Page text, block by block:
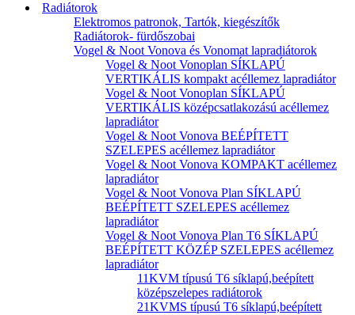
Radiátorok
Elektromos patronok, Tartók, kiegészítők
Radiátorok- fürdőszobai
Vogel & Noot Vonova és Vonomat lapradiátorok
Vogel & Noot Vonoplan SÍKLAPÚ
VERTIKÁLIS kompakt acéllemez lapradiátor
Vogel & Noot Vonoplan SÍKLAPÚ
VERTIKÁLIS középcsatlakozású acéllemez
lapradiátor
Vogel & Noot Vonova BEÉPÍTETT
SZELEPES acéllemez lapradiátor
Vogel & Noot Vonova KOMPAKT acéllemez
lapradiátor
Vogel & Noot Vonova Plan SÍKLAPÚ
BEÉPÍTETT SZELEPES acéllemez
lapradiátor
Vogel & Noot Vonova Plan T6 SÍKLAPÚ
BEÉPÍTETT KÖZÉP SZELEPES acéllemez
lapradiátor
11KVM típusú T6 síklapú,beépített
középszelepes radiátorok
21KVMS típusú T6 síklapú,beépített